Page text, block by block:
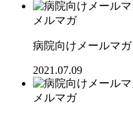
メルマガ
病院向けメールマ
2021.07.09
メルマガ